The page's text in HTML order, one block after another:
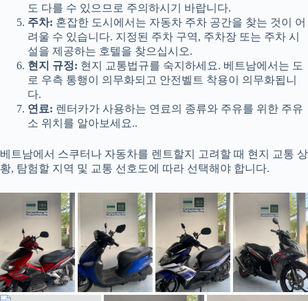
도 다를 수 있으므로 주의하시기 바랍니다.
주차: 혼잡한 도시에서는 자동차 주차 공간을 찾는 것이 어
려울 수 있습니다. 지정된 주차 구역, 주차장 또는 주차 시
설을 제공하는 호텔을 찾으십시오.
현지 규정: 현지 교통법규를 숙지하세요. 베트남에서는 도
로 우측 통행이 의무화되고 안전벨트 착용이 의무화됩니
다.
연료: 렌터카가 사용하는 연료의 종류와 주유를 위한 주유
소 위치를 알아보세요..
베트남에서 스쿠터나 자동차를 렌트할지 고려할 때 현지 교통 상
황, 탐험할 지역 및 교통 선호도에 따라 선택해야 합니다.